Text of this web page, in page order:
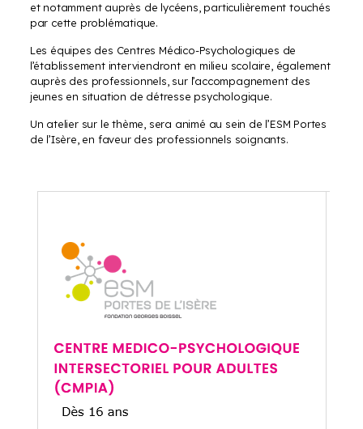
et notamment auprès de lycéens, particulièrement touchés
par cette problématique.
Les équipes des Centres Médico-Psychologiques de
l’établissement interviendront en milieu scolaire, également
auprès des professionnels, sur l’accompagnement des
jeunes en situation de détresse psychologique.
Un atelier sur le thème, sera animé au sein de l’ESM Portes
de l’Isère, en faveur des professionnels soignants.